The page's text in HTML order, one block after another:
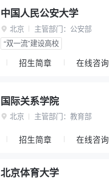
中国人民公安大学
 北京 主管部门： 公安部
“双一流”建设高校
招生简章 在线咨询
国际关系学院
 北京 主管部门： 教育部
招生简章 在线咨询
北京体育大学